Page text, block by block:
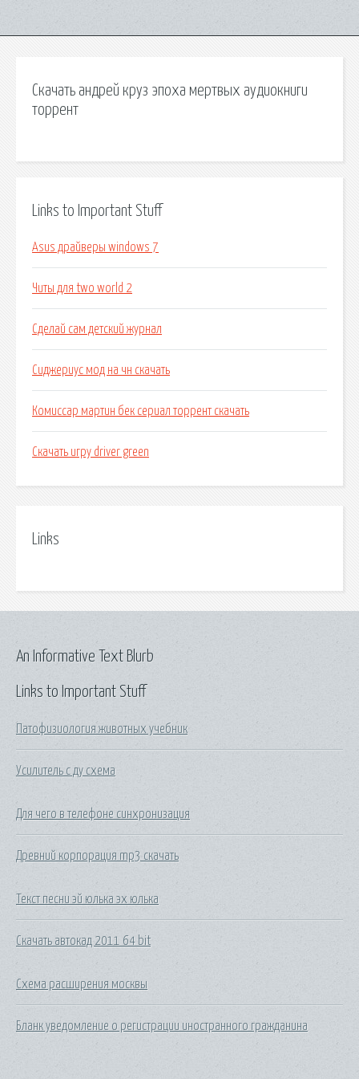
Скачать андрей круз эпоха мертвых аудиокниги
торрент
Links to Important Stuff
Asus драйверы windows 7
Читы для two world 2
Сделай сам детский журнал
Сиджериус мод на чн скачать
Комиссар мартин бек сериал торрент скачать
Скачать игру driver green
Links
Links to Important Stuff
Патофизиология животных учебник
Усилитель с ду схема
Для чего в телефоне синхронизация
Древний корпорация mp3 скачать
Текст песни эй юлька эх юлька
Скачать автокад 2011 64 bit
Схема расширения москвы
Бланк уведомление о регистрации иностранного гражданина
An Informative Text Blurb